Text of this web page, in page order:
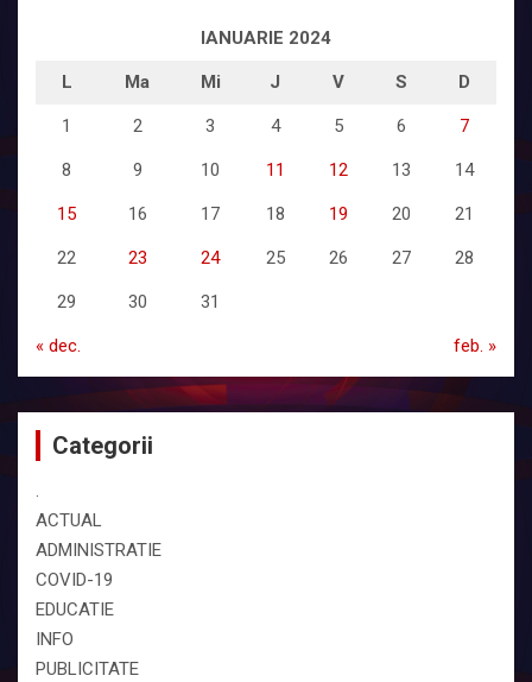
IANUARIE 2024
L Ma Mi J V S D
1 2 3 4 5 6 7
8 9 10 11 12 13 14
15 16 17 18 19 20 21
22 23 24 25 26 27 28
29 30 31
« dec. feb. »
Categorii
.
ACTUAL
ADMINISTRATIE
COVID-19
EDUCATIE
INFO
PUBLICITATE